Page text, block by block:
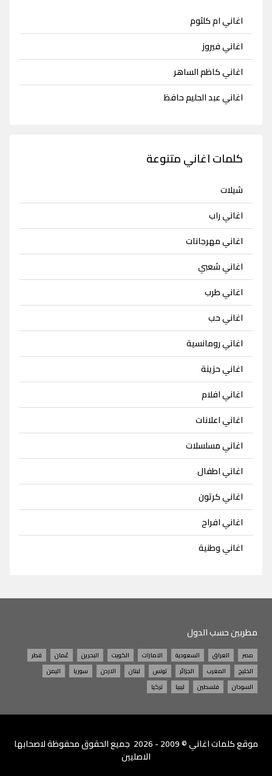
اغاني ام كلثوم
اغاني فيروز
اغاني كاظم الساهر
اغاني عبد الحليم حافظ
كلمات اغاني متنوعة
شيلات
اغاني راب
اغاني مهرجانات
اغاني شعبي
اغاني طرب
اغاني حب
اغاني رومانسية
اغاني حزينة
اغاني افلام
اغاني اعلانات
اغاني مسلسلات
اغاني اطفال
اغاني كرتون
اغاني افراح
اغاني وطنية
مطربين حسب الدول
مصر العراق السعودية الامارات الكويت البحرين عُمان
قطر
الخليج
المغرب الجزائر تونس لبنان الاردن سوريا
اليمن
السودان
فلسطين ليبيا تركيا
موقعكلمات اغاني
© 2009 - 2026 جميع الحقوق محفوظة لاصحابها
الاصليين